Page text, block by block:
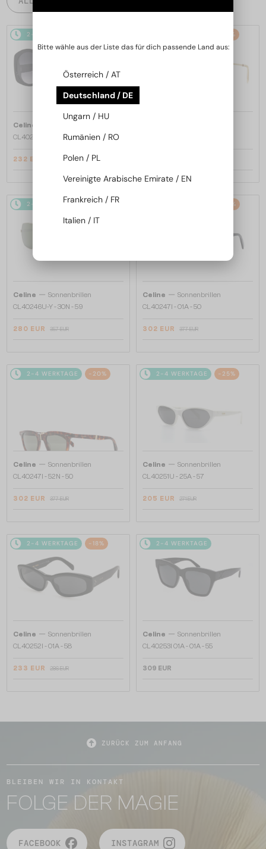
2-4 WERKTAGE
Celine
CL40242I - 01B - 53
232 EUR 290 EUR
-22%
2-4 WERKTAGE -22%
Celine — Sonnenbrillen
CL40246U-Y - 30N - 59
280 EUR 357 EUR
-20%
Celine — Sonnenbrillen
CL40247I - 01A - 50
302 EUR 377 EUR
2-4 WERKTAGE -20%
Celine — Sonnenbrillen
CL40247I - 52N - 50
302 EUR 377 EUR
2-4 WERKTAGE -25%
Celine — Sonnenbrillen
CL40251U - 25A - 57
205 EUR 271 EUR
2-4 WERKTAGE -18%
Celine — Sonnenbrillen
CL40252I - 01A - 58
233 EUR 286 EUR
2-4 WERKTAGE
Celine — Sonnenbrillen
CL40253I 01A - 01A - 55
309 EUR
ZURÜCK ZUM ANFANG
BLEIBEN WIR IN KONTAKT
FOLGE DER MAGIE
FACEBOOK INSTAGRAM
Bitte wähle aus der Liste das für dich passende Land aus:
Österreich / AT
Deutschland / DE
Ungarn / HU
Rumänien / RO
Polen / PL
Vereinigte Arabische Emirate / EN
Frankreich / FR
Italien / IT